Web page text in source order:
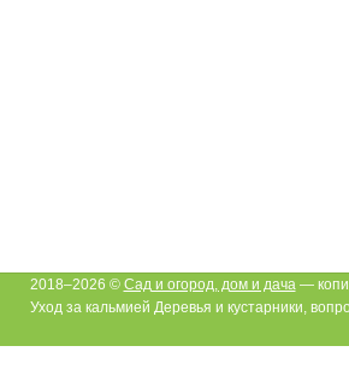
2018–2026 © Сад и огород, дом и дача—
Уход за кальмией Деревья и кустарники,